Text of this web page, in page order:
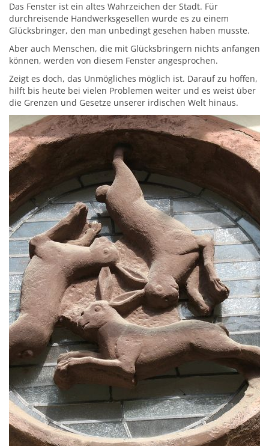
Das Fenster ist ein altes Wahrzeichen der Stadt. Für
durchreisende Handwerksgesellen wurde es zu einem
Glücksbringer, den man unbedingt gesehen haben musste.
Aber auch Menschen, die mit Glücksbringern nichts anfangen
können, werden von diesem Fenster angesprochen.
Zeigt es doch, das Unmögliches möglich ist. Darauf zu hoffen,
hilft bis heute bei vielen Problemen weiter und es weist über
die Grenzen und Gesetze unserer irdischen Welt hinaus.